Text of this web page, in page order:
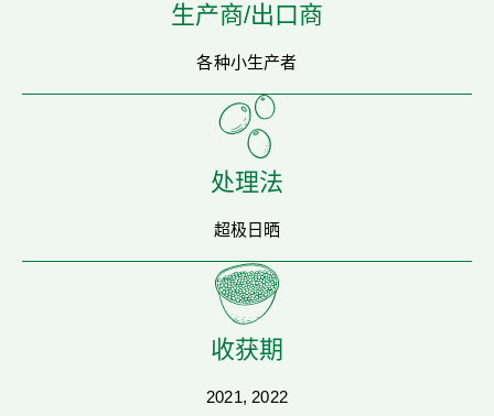
生产商/出口商
各种小生产者
处理法
超极日晒
收获期
2021, 2022